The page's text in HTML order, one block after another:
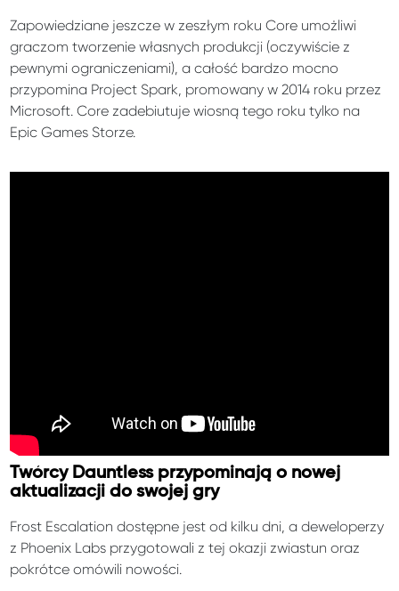
Zapowiedziane jeszcze w zeszłym roku Core umożliwi
graczom tworzenie własnych produkcji (oczywiście z
pewnymi ograniczeniami), a całość bardzo mocno
przypomina Project Spark, promowany w 2014 roku przez
Microsoft. Core zadebiutuje wiosną tego roku tylko na
Epic Games Storze.
Twórcy Dauntless przypominają o nowej
aktualizacji do swojej gry
Frost Escalation dostępne jest od kilku dni, a deweloperzy
z Phoenix Labs przygotowali z tej okazji zwiastun oraz
pokrótce omówili nowości.